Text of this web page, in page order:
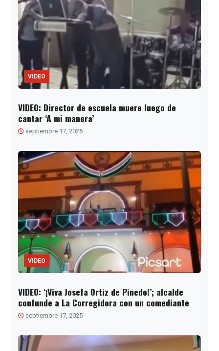
VIDEO
VIDEO: Director de escuela muere luego de
cantar ‘A mi manera’
septiembre 17, 2025
VIDEO
VIDEO: ‘¡Viva Josefa Ortiz de Pinedo!’; alcalde
confunde a La Corregidora con un comediante
septiembre 17, 2025